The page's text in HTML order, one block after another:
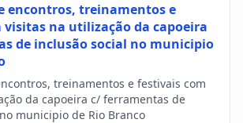
encontros, treinamentos e
visitas na utilização da capoeira
de inclusão social no municipio
treinamentos e festivais com
da capoeira c/ ferramentas de
municipio de Rio Branco